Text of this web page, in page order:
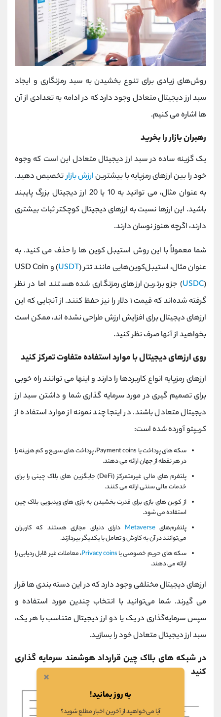
روش‌های زیادی برای تنوع بخشیدن به سبد رمزنگاری‌ و ایجاد
سبد ارز دیجیتال متعادل وجود دارد که در ادامه به تعدادی از آن
ها اشاره می کنیم.
رهبران بازار را بخرید
یک گزینه ساده در سبد ارز دیجیتال متعادل این است که وجوه
خود را بین ارزهای رمزپایه با بیشترینارزش بازارتخصیص دهید.
به عنوان مثال، می توانید به 10 یا 20 ارز دیجیتال بزرگ پایبند
باشید. این ارزها نسبت به ارزهای دیجیتال کوچکتر ثبات بیشتری
دارند، اگرچه هنوز نوسان دارند.
شما معمولاً با این روش استیبل کوین ها را حذف می کنید. به
عنوان مثال، استیبل‌کوین‌هایی مانند تتر (USDT
) و USD Coin
(USDC ) جزو برترین ارزهای رمزنگاری شده هستند اما در نظر
گرفته شده‌اند که قیمت ۱ دلار را نیز حفظ کنند. از آنجایی که این
ارزهای دیجیتال برای افزایش ارزش طراحی نشده اند، ممکن است
بخواهید از آنها صرف نظر کنید.
روی ارزهای دیجیتال با موارد استفاده متفاوت تمرکز کنید
ارزهای رمزپایه انواع کاربردها را دارند و اینها می توانند راه خوبی
برای تصمیم گیری در مورد سرمایه گذاری شما و داشتن سبد ارز
دیجیتال متعادل باشند. در اینجا چند نمونه از موارد استفاده از
کریپتو آورده شده است:
سکه های پرداخت یا Payment coins، پرداخت های سریع و کم هزینه را
در هر نقطه از جهان ارائه می دهند.
پلتفرم های مالی غیرمتمرکز (DeFi) جایگزین های بلاک چینی را برای
خدمات مالی سنتی ارائه می کنند.
از کوین های بازی برای قدرت بخشیدن به بازی های ویدیویی بلاک چین
استفاده می شود.
پلتفرم‌هایMetaverse دارای دنیای مجازی هستند که کاربران
می‌توانند در آن به کاوش و تعامل با یکدیگر بپردازند.
سکه های حریم خصوصی یاPrivacy coins، معاملات غیر قابل ردیابی را
ارائه می دهند.
ارزهای دیجیتال مختلفی وجود دارد که در این دسته بندی ها قرار
می گیرند. شما می‌توانید با انتخاب چندین مورد استفاده و
سپس سرمایه‌گذاری در یک یا دو ارز دیجیتال متناسب با هر یک،
سبد ارز دیجیتال متعادل خود را بسازید.
در شبکه های بلاک چین قرارداد هوشمند سرمایه گذاری
کنید
×
به روز بمانید!
آیا می‌خواهید از آخرین اخبار مطلع شوید؟